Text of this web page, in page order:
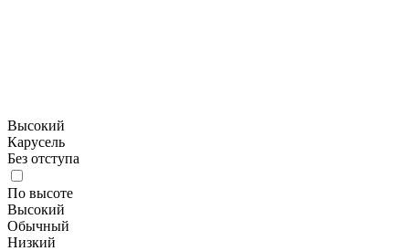
Высокий
Карусель
Без отступа
По высоте
Высокий
Обычный
Низкий